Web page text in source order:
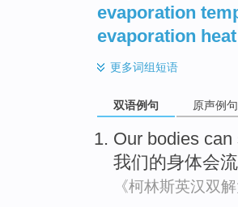
evaporation
evaporation heat
更多词组短语
双语例句 原声例句
Our bodies can
我们的身体会
《柯林斯英汉双解